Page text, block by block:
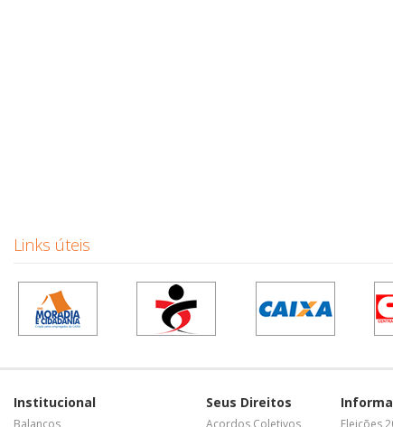
Links úteis
Institucional
Balanços
Seus Direitos
Acordos Coletivos
Eleições